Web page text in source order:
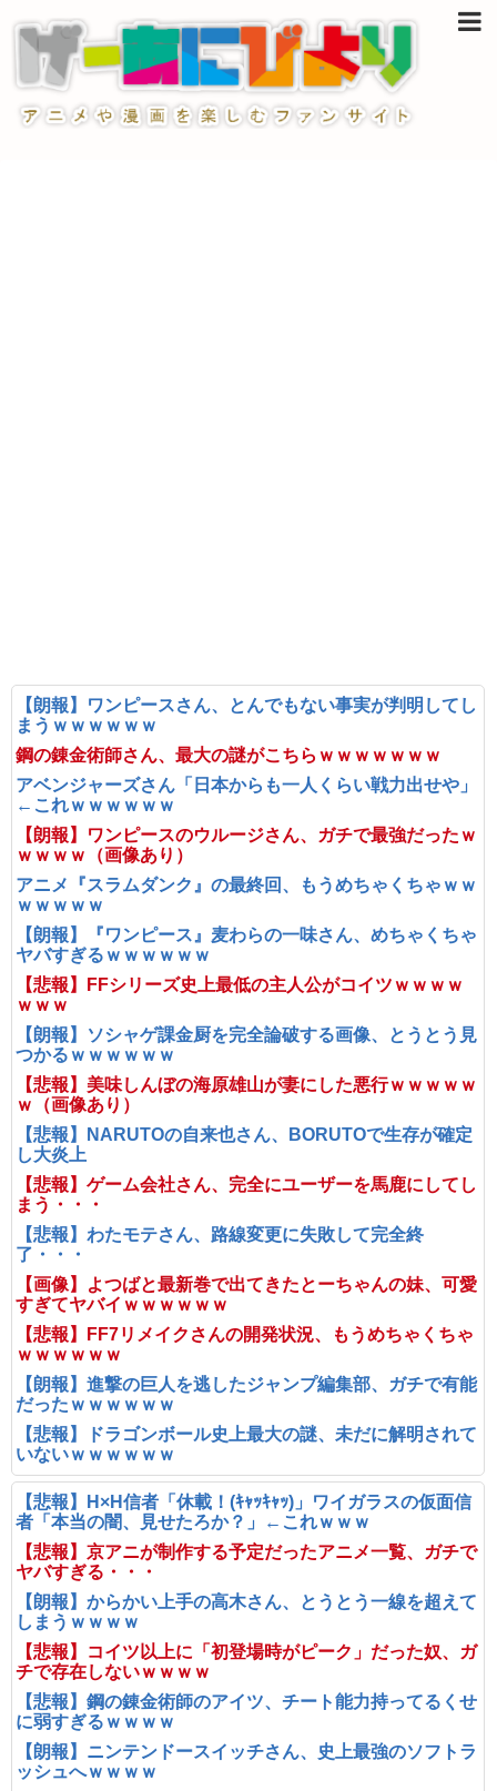
【朗報】ワンピースさん、とんでもない事実が判明してし
まうｗｗｗｗｗｗ
鋼の錬金術師さん、最大の謎がこちらｗｗｗｗｗｗｗ
アベンジャーズさん「日本からも一人くらい戦力出せや」
←これｗｗｗｗｗｗ
【朗報】ワンピースのウルージさん、ガチで最強だったｗ
ｗｗｗｗ（画像あり）
アニメ『スラムダンク』の最終回、もうめちゃくちゃｗｗ
ｗｗｗｗｗ
【朗報】『ワンピース』麦わらの一味さん、めちゃくちゃ
ヤバすぎるｗｗｗｗｗｗ
【悲報】FFシリーズ史上最低の主人公がコイツｗｗｗｗ
ｗｗｗ
【朗報】ソシャゲ課金厨を完全論破する画像、とうとう見
つかるｗｗｗｗｗｗ
【悲報】美味しんぼの海原雄山が妻にした悪行ｗｗｗｗｗ
ｗ（画像あり）
【悲報】NARUTOの自来也さん、BORUTOで生存が確定
し大炎上
【悲報】ゲーム会社さん、完全にユーザーを馬鹿にしてし
まう・・・
【悲報】わたモテさん、路線変更に失敗して完全終
了・・・
【画像】よつばと最新巻で出てきたとーちゃんの妹、可愛
すぎてヤバイｗｗｗｗｗｗ
【悲報】FF7リメイクさんの開発状況、もうめちゃくちゃ
ｗｗｗｗｗｗ
【朗報】進撃の巨人を逃したジャンプ編集部、ガチで有能
だったｗｗｗｗｗｗ
【悲報】ドラゴンボール史上最大の謎、未だに解明されて
いないｗｗｗｗｗｗ
【悲報】H×H信者「休載！(ｷｬｯｷｬｯ)」ワイガラスの仮面信
者「本当の闇、見せたろか？」←これｗｗｗ
【悲報】京アニが制作する予定だったアニメ一覧、ガチで
ヤバすぎる・・・
【朗報】からかい上手の高木さん、とうとう一線を超えて
しまうｗｗｗｗ
【悲報】コイツ以上に「初登場時がピーク」だった奴、ガ
チで存在しないｗｗｗｗ
【悲報】鋼の錬金術師のアイツ、チート能力持ってるくせ
に弱すぎるｗｗｗｗ
【朗報】ニンテンドースイッチさん、史上最強のソフトラ
ッシュへｗｗｗｗ